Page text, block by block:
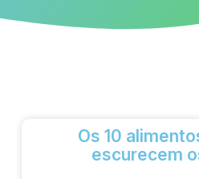
Os 10
escurecem